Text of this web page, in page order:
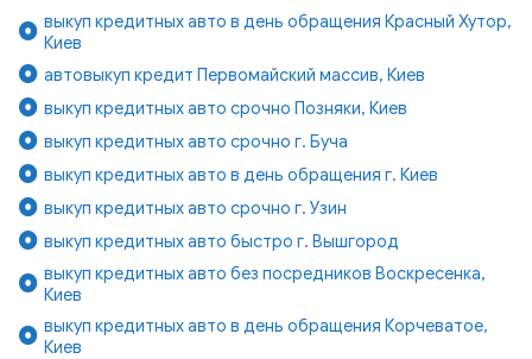
выкуп кредитных авто в день обращения Красный Хутор,
Киев
автовыкуп кредит Первомайский массив, Киев
выкуп кредитных авто срочно Позняки, Киев
выкуп кредитных авто срочно г. Буча
выкуп кредитных авто в день обращения г. Киев
выкуп кредитных авто срочно г. Узин
выкуп кредитных авто быстро г. Вышгород
выкуп кредитных авто без посредников Воскресенка,
Киев
выкуп кредитных авто в день обращения Корчеватое,
Киев